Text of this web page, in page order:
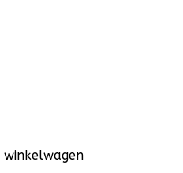
winkelwagen